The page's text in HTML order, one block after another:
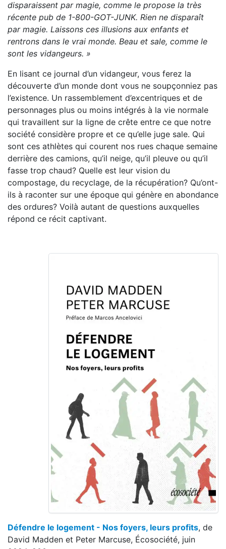
disparaissent par magie, comme le propose la très
récente pub de 1-800-GOT-JUNK. Rien ne disparaît
par magie. Laissons ces illusions aux enfants et
rentrons dans le vrai monde. Beau et sale, comme le
sont les vidangeurs. »
En lisant ce journal d’un vidangeur, vous ferez la
découverte d’un monde dont vous ne soupçonniez pas
l’existence. Un rassemblement d’excentriques et de
personnages plus ou moins intégrés à la vie normale
qui travaillent sur la ligne de crête entre ce que notre
société considère propre et ce qu’elle juge sale. Qui
sont ces athlètes qui courent nos rues chaque semaine
derrière des camions, qu’il neige, qu’il pleuve ou qu’il
fasse trop chaud? Quelle est leur vision du
compostage, du recyclage, de la récupération? Qu’ont-
ils à raconter sur une époque qui génère en abondance
des ordures? Voilà autant de questions auxquelles
répond ce récit captivant.
Défendre le logement - Nos foyers, leurs profits, de
David Madden et Peter Marcuse, Écosociété, juin